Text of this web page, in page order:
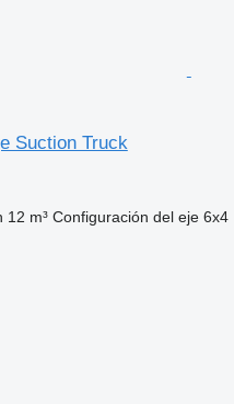
Suction Truck
12 m³ Configuración del eje 6x4